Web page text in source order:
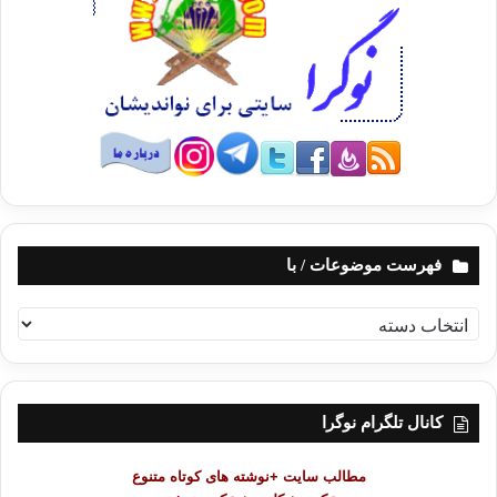
مانست؛ چه زیباست سروده ی شاعری گریزان از چنگال خون آلود جلاد! قافیه
هایش طنین نفسهای زندانی فراری ای بود که دور از چشم نگهبانان از سیمهای
خاردار گذر می کرد. تمام دیوان خود کشی ایوب و سراینده اش محی الدین
لاذقانی است که ماجرای فرار خود را از زندان طاغوتیان باز می گوید.
او همه ی کسانی را که سکوت اختیار کرده و طاغوتیان را نفرین نمی کنند، مورد
عتاب و سرزنش قرار می دهد؛ و می گوید طاغوتیان و نظام طاغوت دستاورد
می کند.
او از تن پاره پاره شده ی خویش به وسیله ی تیغ طاغوتیان سخن می گوید، و از
آنهایی حرف می زند که در ظلمت و تاریکی شب آمدند و زمام حکومت را در
دست گرفتند و مردم را رها کردند تا بدون بستر سر بر بالین بگذارند؛ و هیچگاه
گردبادی مهلک از کینه و دشمنی و خونخواهی بودند…
او دورنمای شهری را به تصویر می کشد که تنها ساکنانش، کلاغان اند. تنها چیزی
که در آن می توان دید، جنازه ی مظلومان، و تنها صدایی که از آن می توان
فهرست موضوعات / با
ه
ر
کانال تلگرام نوگرا
مطالب سایت +نوشته های کوتاه متنوع